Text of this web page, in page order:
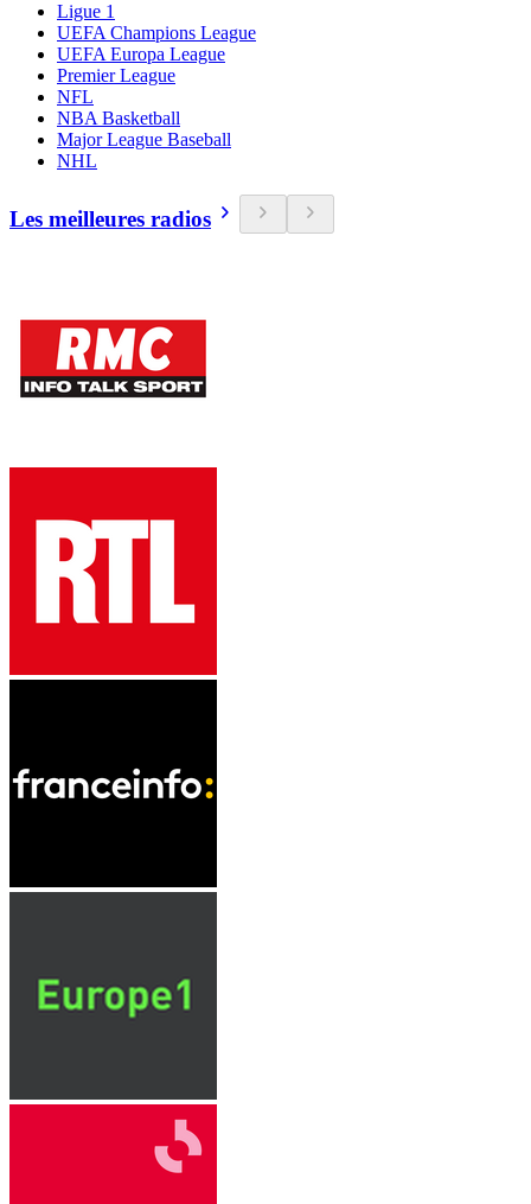
Ligue 1
UEFA Champions League
UEFA Europa League
Premier League
NFL
NBA Basketball
Major League Baseball
NHL
Les meilleures radios